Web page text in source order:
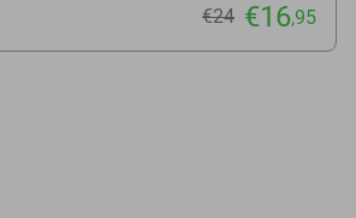
€24 €16,95